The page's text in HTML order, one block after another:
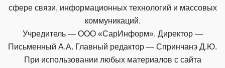
сфере связи, информационных технологий и массовых
коммуникаций.
Учредитель — ООО «СарИнформ». Директор —
Письменный А.А. Главный редактор — Спринчанэ Д.Ю.
При использовании любых материалов с сайта